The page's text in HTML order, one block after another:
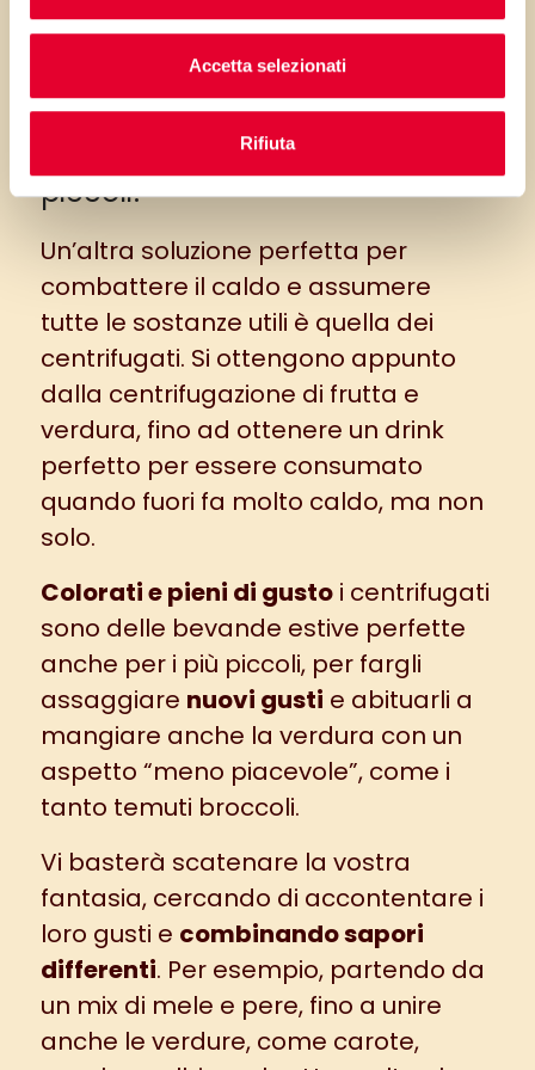
Accetta selezionati
Rifiuta
mela e cetriolo. Un “frullato verde”
che vi darà la carica di energia e
gusto che stavate cercando!
Centrifugati? Anche per i più
piccoli!
Un’altra soluzione perfetta per
combattere il caldo e assumere
tutte le sostanze utili è quella dei
centrifugati. Si ottengono appunto
dalla centrifugazione di frutta e
verdura, fino ad ottenere un drink
perfetto per essere consumato
quando fuori fa molto caldo, ma non
solo.
Colorati e pieni di gustoi centrifugati
sono delle bevande estive perfette
anche per i più piccoli, per fargli
assaggiare nuovi gusti e abituarli a
mangiare anche la verdura con un
aspetto “meno piacevole”, come i
tanto temuti broccoli.
Vi basterà scatenare la vostra
fantasia, cercando di accontentare i
loro gusti e combinando sapori
differenti. Per esempio, partendo da
un mix di mele e pere, fino a unire
anche le verdure, come carote,